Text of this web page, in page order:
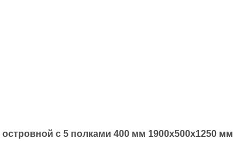
островной с 5 полками 400 мм 1900х500х1250 мм